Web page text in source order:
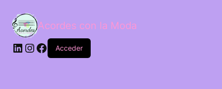
Acordes con la Moda
Acceder